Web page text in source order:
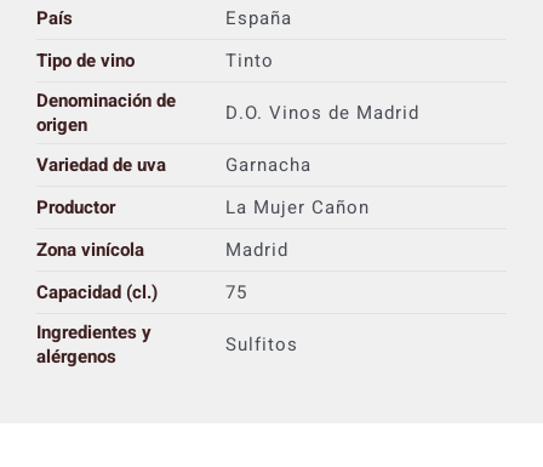
País
España
Tipo de vino
Tinto
Denominación de
origen
D.O. Vinos de Madrid
Variedad de uva
Garnacha
Productor
La Mujer Cañon
Zona vinícola
Madrid
Capacidad (cl.)
75
Ingredientes y
alérgenos
Sulfitos